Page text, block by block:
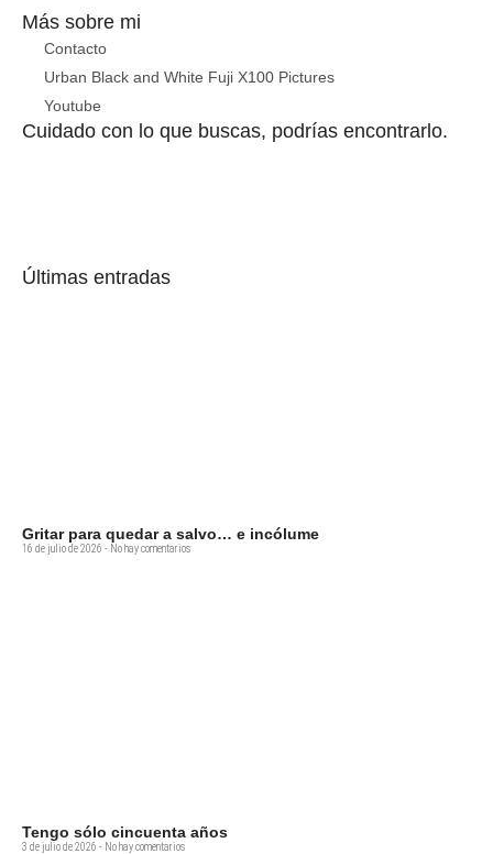
Más sobre mi
Contacto
Urban Black and White Fuji X100 Pictures
Youtube
Cuidado con lo que buscas, podrías encontrarlo.
Últimas entradas
Gritar para quedar a salvo… e incólume
16 de julio de 2026 No hay comentarios
Tengo sólo cincuenta años
3 de julio de 2026 No hay comentarios